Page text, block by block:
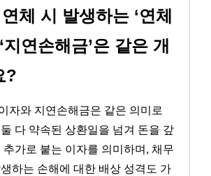
체 시 발생하는 ‘연체
지연손해금’은 같은 개
?
자와 지연손해금은 같은 의미로
다 약속된 상환일을 넘겨 돈을 갚
추가로 붙는 이자를 의미하며, 채무
하는 손해에 대한 배상 성격도 가